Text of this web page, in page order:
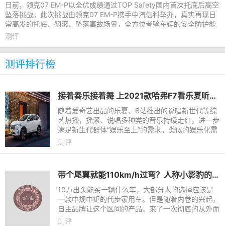
日前，领克07 EM-P以全优成绩通过TOP Safety国内首次托底后高空
坠落挑战。此次挑战由领克07 EM-P携手中汽信科举办，真实再现日
常高发的托底、翻滚、坠落事故场景，全方位考验车辆的安全防护能
力，也展现了领克不做安
测评
测评排行榜
接着奏乐接着舞 上2021款哈弗F7看乐夏听说唱
随着爱奇艺出品的乐夏、B站推出的说唱新世代等综
艺热播，摇滚、说唱多种类的音乐持续走红，进一步
满足新生代群体“娱乐至上”的需求。类似的娱乐化需
求同样出现在出行市场，如坐飞机无需关机可有效缓
测评
带个尾翼就能110km/h过弯？人称小影豹的长安UNI-V又撞了
10万出头能买一辆什么车，大部分人的选择应该是
一款中规中矩的代步家用车。但是随着内卷的兴起，
自主品牌让这个区间的产品，来了一次彻底的从外而
内的改变。什么运动时尚的外观、隐藏电动门把手、
测评